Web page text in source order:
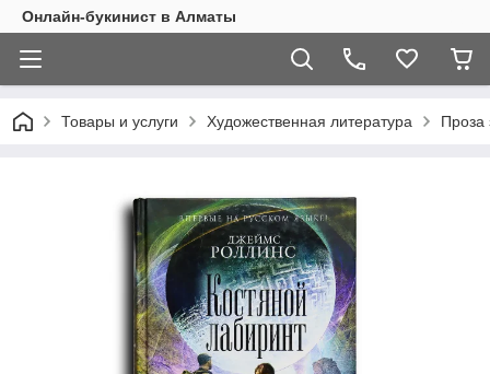
Онлайн-букинист в Алматы
Товары и услуги Художественная литература Проза